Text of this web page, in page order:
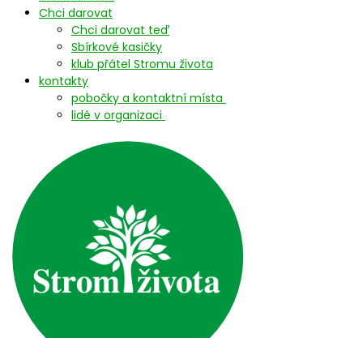
Chci darovat
Chci darovat teď
Sbírkové kasičky
klub přátel Stromu života
kontakty
pobočky a kontaktní místa
lidé v organizaci